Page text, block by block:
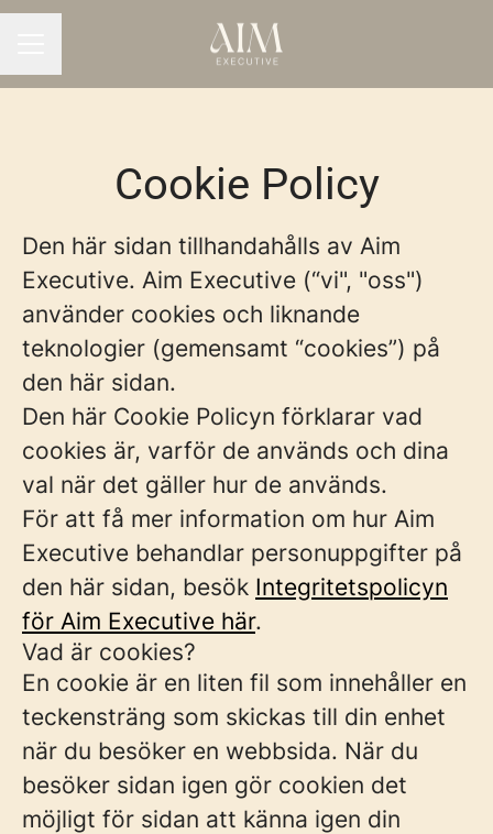
Cookie Policy
Den här sidan tillhandahålls av Aim
Executive. Aim Executive (“vi", "oss")
använder cookies och liknande
teknologier (gemensamt “cookies”) på
den här sidan.
Den här Cookie Policyn förklarar vad
cookies är, varför de används och dina
val när det gäller hur de används.
För att få mer information om hur Aim
Executive behandlar personuppgifter på
den här sidan, besök Integritetspolicyn
för Aim Executive här.
Vad är cookies?
En cookie är en liten fil som innehåller en
teckensträng som skickas till din enhet
när du besöker en webbsida. När du
besöker sidan igen gör cookien det
möjligt för sidan att känna igen din